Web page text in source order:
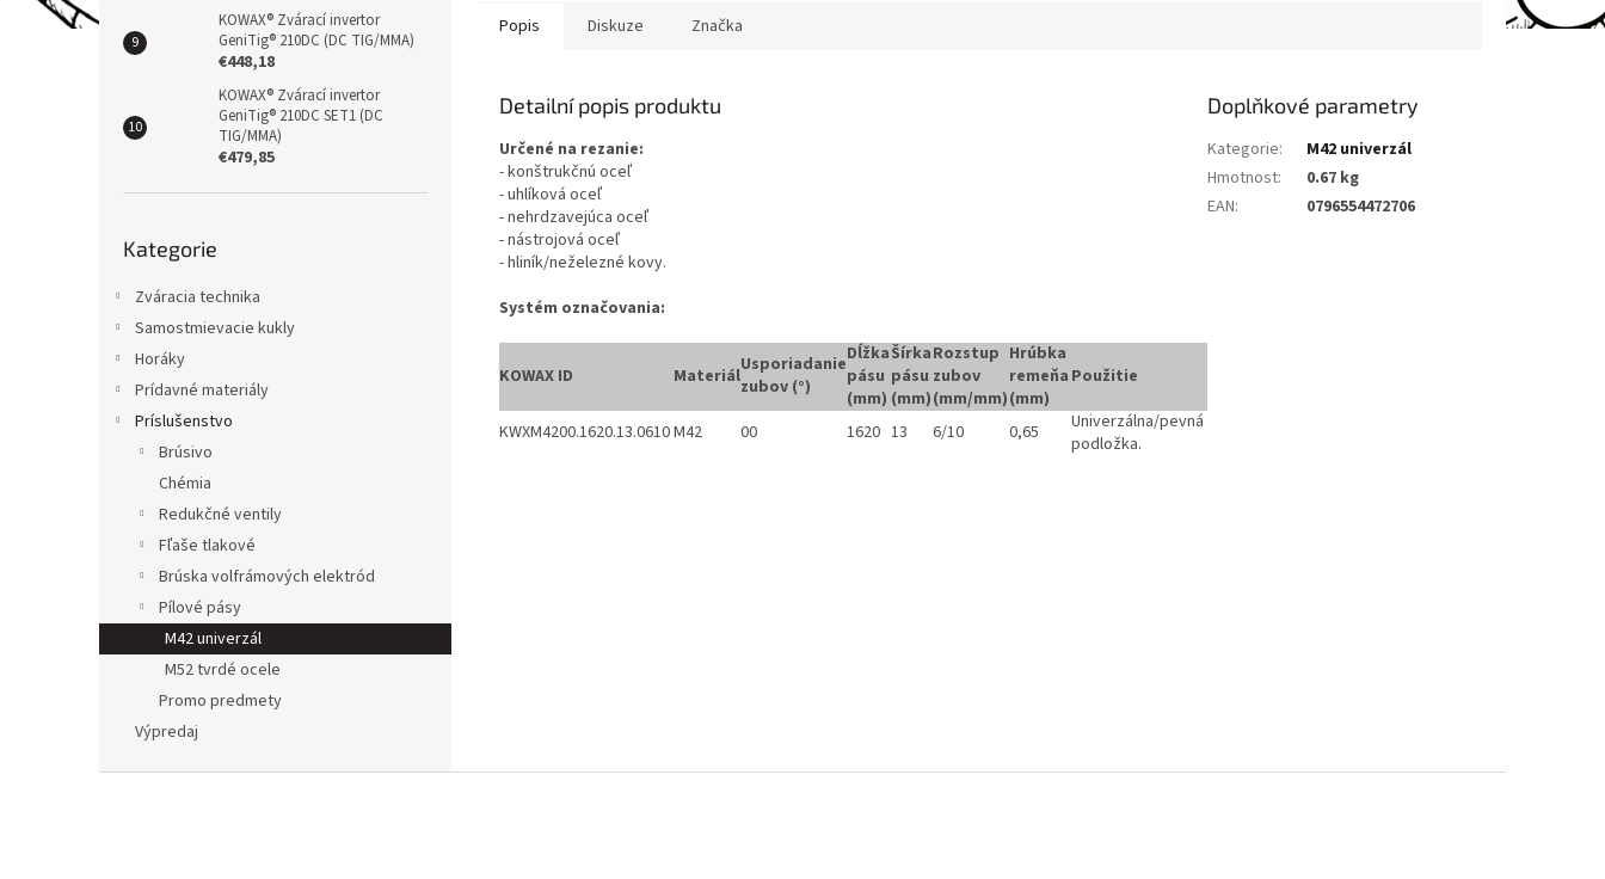
KOWAX® Zvárací invertor
GeniTig® 210DC (DC TIG/MMA)
€448,18
KOWAX® Zvárací invertor
GeniTig® 210DC SET1 (DC
TIG/MMA)
€479,85
kategorie
Kategorie
Zváracia technika
Samostmievacie kukly
Horáky
Prídavné materiály
Príslušenstvo
Brúsivo
Chémia
Redukčné ventily
Fľaše tlakové
Brúska volfrámových elektród
Pílové pásy
M42 univerzál
M52 tvrdé ocele
Promo predmety
Výpredaj
Popis Diskuze Značka
Detailní popis produktu
Určené na rezanie:
- konštrukčnú oceľ
- uhlíková oceľ
- nehrdzavejúca oceľ
- nástrojová oceľ
- hliník/neželezné kovy.
Systém označovania:
KOWAX ID MateriálUsporiadanie
zubov (°)
Dĺžka
pásu
(mm)
Šírka
pásu
(mm)
Rozstup
zubov
(mm/mm)
Hrúbka
remeňa
(mm)
Použitie
KWXM4200.1620.13.0610M42 00 1620 13 6/10 0,65
Univerzálna/pevná
podložka.
Doplňkové parametry
Kategorie:
M42 univerzál
Hmotnost:
0.67 kg
EAN: 0796554472706